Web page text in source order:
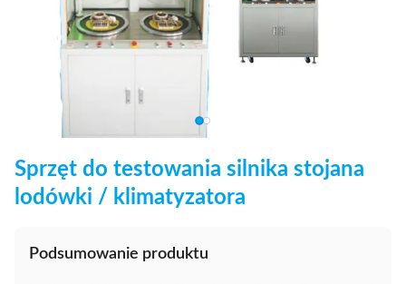
Sprzęt do testowania silnika stojana
lodówki / klimatyzatora
Podsumowanie produktu